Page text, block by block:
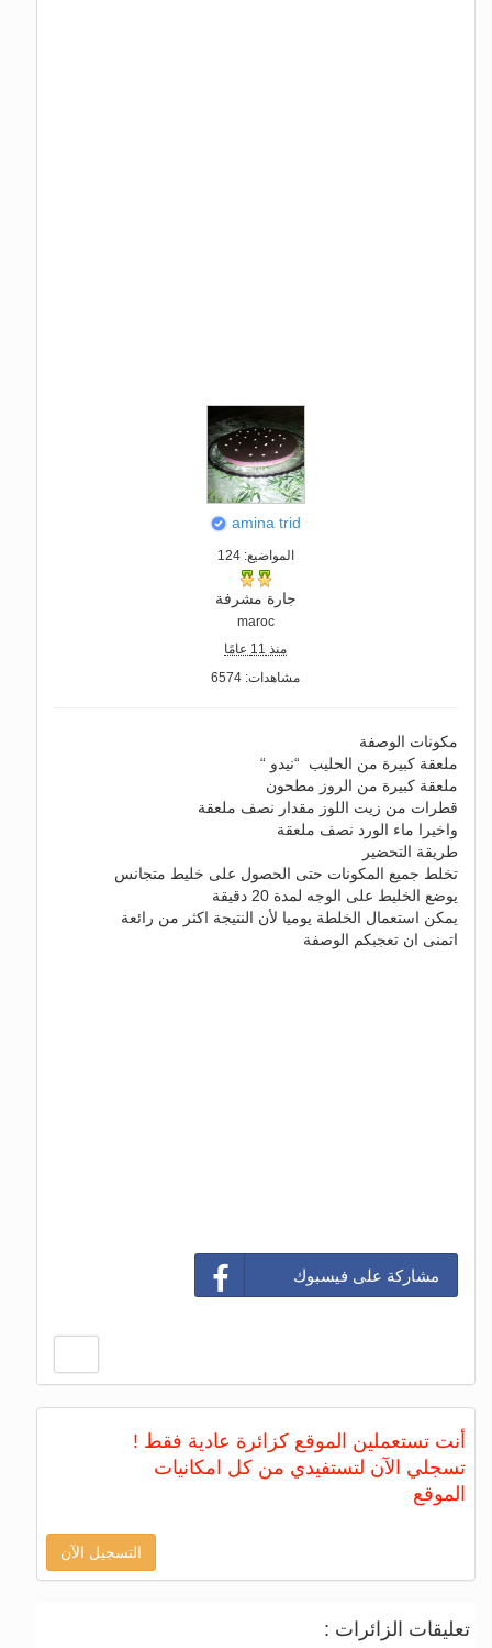
amina trid
المواضيع: 124
جارة مشرفة
maroc
منذ 11 عامًا
مشاهدات: 6574
مكونات الوصفة
ملعقة كبيرة من الحليب “نيدو “
ملعقة كبيرة من الروز مطحون
قطرات من زيت اللوز مقدار نصف ملعقة
واخيرا ماء الورد نصف ملعقة
طريقة التحضير
تخلط جميع المكونات حتى الحصول على خليط متجانس
يوضع الخليط على الوجه لمدة 20 دقيقة
يمكن استعمال الخلطة يوميا لأن النتيجة اكثر من رائعة
اتمنى ان تعجبكم الوصفة
مشاركة على فيسبوك
أنت تستعملين الموقع كزائرة عادية فقط !
تسجلي الآن لتستفيدي من كل امكانيات
الموقع
التسجيل الآن
تعليقات الزائرات :